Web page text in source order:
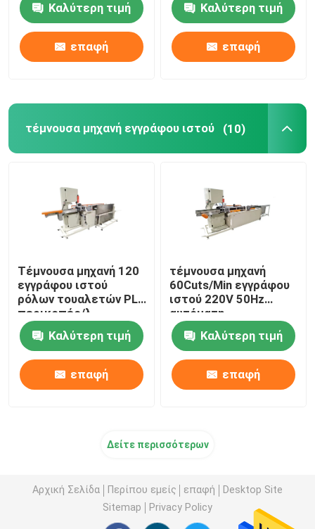
μηχανή 800-1000
φύλλα ανά λ.
Καλύτερη τιμή
επαφή
Καλύτερη τιμή
επαφή
τέμνουσα μηχανή εγγράφου ιστού (10)
Τέμνουσα μηχανή 120
εγγράφου ιστού
ρόλων τουαλετών PLC
περικοπές/λ.
Καλύτερη τιμή
επαφή
τέμνουσα μηχανή
60Cuts/Min εγγράφου
ιστού 220V 50Hz
αυτόματη
Καλύτερη τιμή
επαφή
Δείτε περισσότερων
Αρχική Σελίδα Περίπου εμείς επαφή
Desktop Site
Sitemap
Privacy Policy